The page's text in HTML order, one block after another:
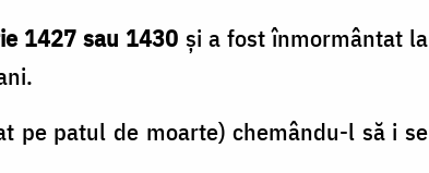
1427 sau 1430 și a fost înmormântat la
pe patul de moarte) chemându-l să i se